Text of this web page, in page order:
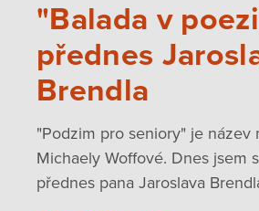
"Balada v
přednes
Brendla
"Podzim pro seniory" je název
Michaely Woffové. Dnes jsem
přednes pana Jaroslava